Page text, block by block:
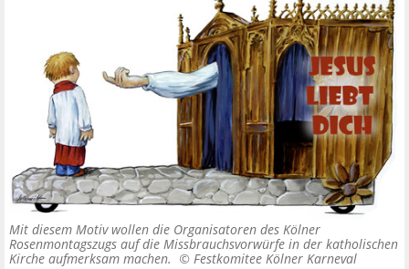
Mit diesem Motiv wollen die Organisatoren des Kölner
Rosenmontagszugs auf die Missbrauchsvorwürfe in der katholischen
Kirche aufmerksam machen. © Festkomitee Kölner Karneval